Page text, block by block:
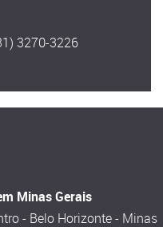
3270-3226
Minas Gerais
- Belo Horizonte - Minas